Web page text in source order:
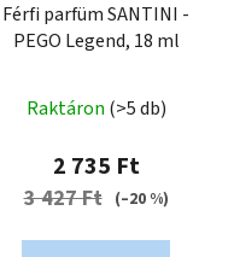
Férfi parfüm SANTINI -
PEGO Legend, 18 ml
Raktáron (>5 db)
2 735 Ft
3 427 Ft (–20 %)